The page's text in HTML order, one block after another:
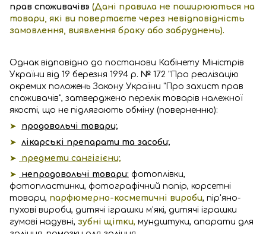
прав споживачів» (Дані правила не поширюються на
товари, які ви повертаєте через невідповідність
замовлення, виявлення браку або забруднень).
Однак відповідно до постанови Кабінету Міністрів
України від 19 березня 1994 р. № 172 "Про реалізацію
окремих положень Закону України "Про захист прав
споживачів", затверджено перелік товарів належної
якості, що не підлягають обміну (поверненню):
➤
продовольчі товари;
➤ лікарські препарати та засоби;
➤
предмети сангігієни;
➤
непродовольчі товари: фотоплівки,
фотопластинки, фотографічний папір, корсетні
товари, парфюмерно-косметичні вироби, пір'яно-
пухові вироби, дитячі іграшки м'які, дитячі іграшки
гумові надувні, зубні щітки, мундштуки, апарати для